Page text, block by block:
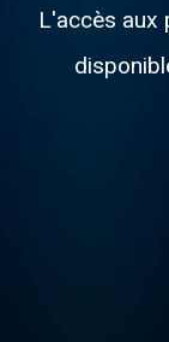
L'accès aux